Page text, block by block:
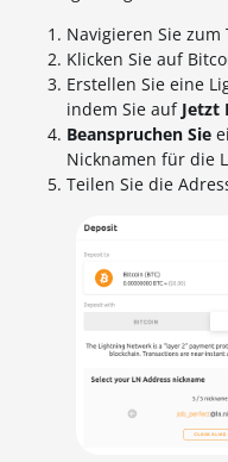
Navigieren Sie zum
Klicken Sie auf
Erstellen Sie eine
indem Sie auf Jetzt
Beanspruchen Sie
Nicknamen für die
Teilen Sie die